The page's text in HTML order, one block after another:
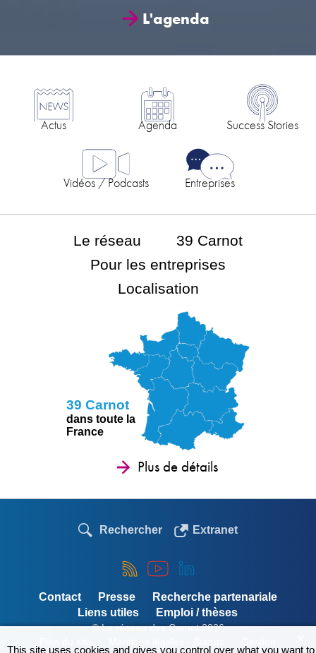
L'agenda
Actus Agenda Success Stories
Vidéos / Podcasts Entreprises
Le réseau
39 Carnot
Pour les entreprises
Localisation
39 Carnot
dans toute la
France
Plus de détails
Rechercher Extranet
Contact Presse
Recherche partenariale
Liens utiles
Emploi / thèses
© Le réseau des Carnot 2026
This site uses cookies and gives you control over what you want to